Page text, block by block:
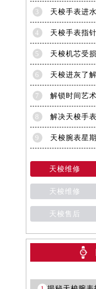
3
4
5
6
7
8
9
天梭维修
天梭维修
天梭售后